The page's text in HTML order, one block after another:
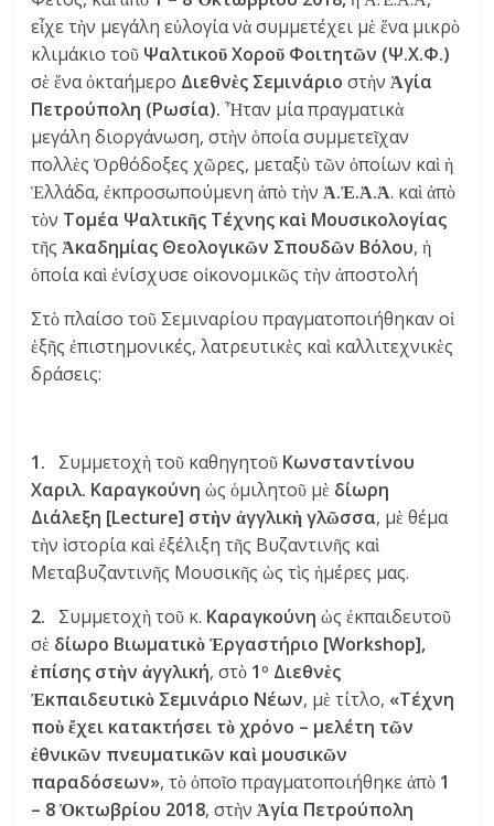
εἶχε τὴν μεγάλη εὐλογία νὰ συμμετέχει μὲ ἕνα μικρὸ
κλιμάκιο τοῦ Ψαλτικοῦ Χοροῦ Φοιτητῶν (Ψ.Χ.Φ.)
σὲ ἕνα ὀκταήμερο Διεθνὲς ΣεμινάριοστὴνἉγία
Πετρούπολη (Ρωσία).Ἦταν μία πραγματικὰ
μεγάλη διοργάνωση, στὴν ὁποία συμμετεῖχαν
πολλὲς Ὀρθόδοξες χῶρες, μεταξὺ τῶν ὁποίων καὶ ἡ
Ἑλλάδα, ἐκπροσωπούμενη ἀπὸ τὴν Ἀ.Ἐ.Ἀ.Ἀ. καὶ ἀπὸ
τὸν Τομέα Ψαλτικῆς Τέχνης καὶ Μουσικολογίας
τῆςἈκαδημίας Θεολογικῶν Σπουδῶν Βόλου, ἡ
ὁποία καὶ ἐνίσχυσε οἰκονομικῶς τὴν ἀποστολή
Στὸ πλαίσο τοῦ Σεμιναρίου πραγματοποιήθηκαν οἱ
ἑξῆς ἐπιστημονικές, λατρευτικὲς καὶ καλλιτεχνικὲς
δράσεις:
1. Συμμετοχὴ τοῦ καθηγητοῦ Κωνσταντίνου
Χαριλ. Καραγκούνη ὡς ὁμιλητοῦ μὲ δίωρη
Διάλεξη [Lecture] στὴν ἀγγλικὴ γλῶσσα, μὲ θέμα
τὴν ἱστορία καὶ ἐξέλιξη τῆς Βυζαντινῆς καὶ
Μεταβυζαντινῆς Μουσικῆς ὡς τὶς ἡμέρες μας.
2. Συμμετοχὴ τοῦ κ. Καραγκούνη ὠς ἐκπαιδευτοῦ
σὲ δίωρο Βιωματικὸ Ἐργαστήριο [Workshop],
ἐπίσης στὴν ἀγγλική, στὸ 1ο Διεθνὲς
Ἐκπαιδευτικὸ Σεμινάριο Νέων, μὲ τίτλο, «Τέχνη
ποὺ ἔχει κατακτήσει τὸ χρόνο – μελέτη τῶν
ἐθνικῶν πνευματικῶν καὶ μουσικῶν
παραδόσεων», τὸ ὁποῖο πραγματοποιήθηκε ἀπὸ 1
– 8 Ὀκτωβρίου 2018, στὴνἉγία Πετρούπολη